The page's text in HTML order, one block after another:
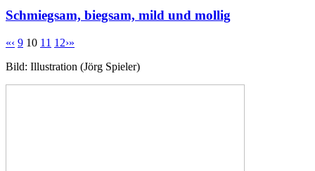
Schmiegsam, biegsam, mild und mollig
«‹ 9 10 11 12›»
Bild: Illustration (Jörg Spieler)